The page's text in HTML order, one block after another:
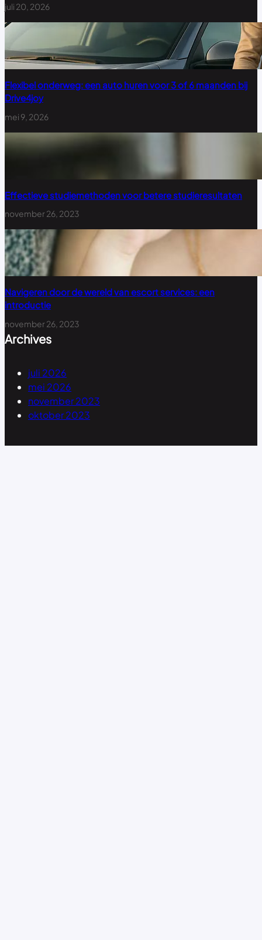
juli 20, 2026
Flexibel onderweg: een auto huren voor 3 of 6 maanden bij
Drive4joy
mei 9, 2026
Effectieve studiemethoden voor betere studieresultaten
november 26, 2023
Navigeren door de wereld van escort services: een
introductie
november 26, 2023
Archives
juli 2026
mei 2026
november 2023
oktober 2023